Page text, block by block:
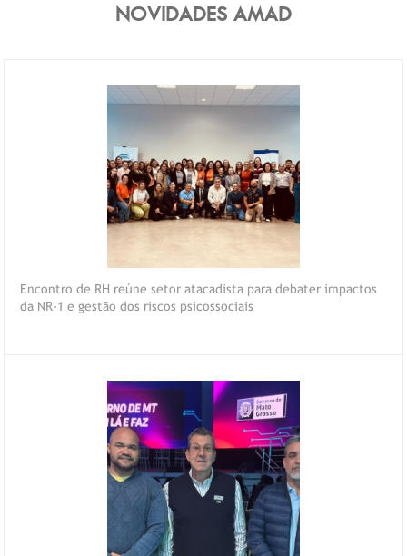
NOVIDADES AMAD
Encontro de RH reúne setor atacadista para debater impactos
da NR-1 e gestão dos riscos psicossociais